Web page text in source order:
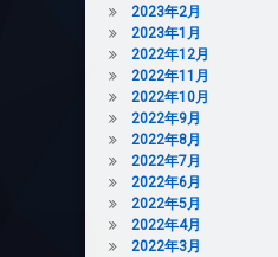
2023年2月
2023年1月
2022年12月
2022年11月
2022年10月
2022年9月
2022年8月
2022年7月
2022年6月
2022年5月
2022年4月
2022年3月